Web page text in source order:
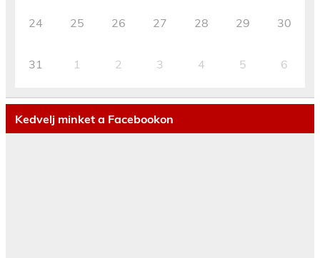
24 25 26 27 28 29 30
31 1 2 3 4 5 6
Kedvelj minket a Facebookon